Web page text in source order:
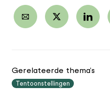
Gerelateerde thema's
Tentoonstellingen